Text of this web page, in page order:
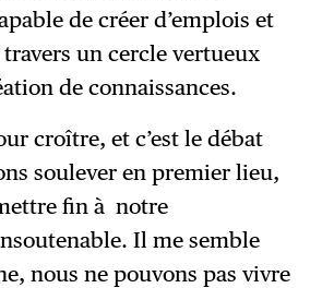
de créer d’emplois et
travers un cercle vertueux
de connaissances.
croître, et c’est le débat
soulever en premier lieu,
fin à notre
Il me semble
nous ne pouvons pas vivre